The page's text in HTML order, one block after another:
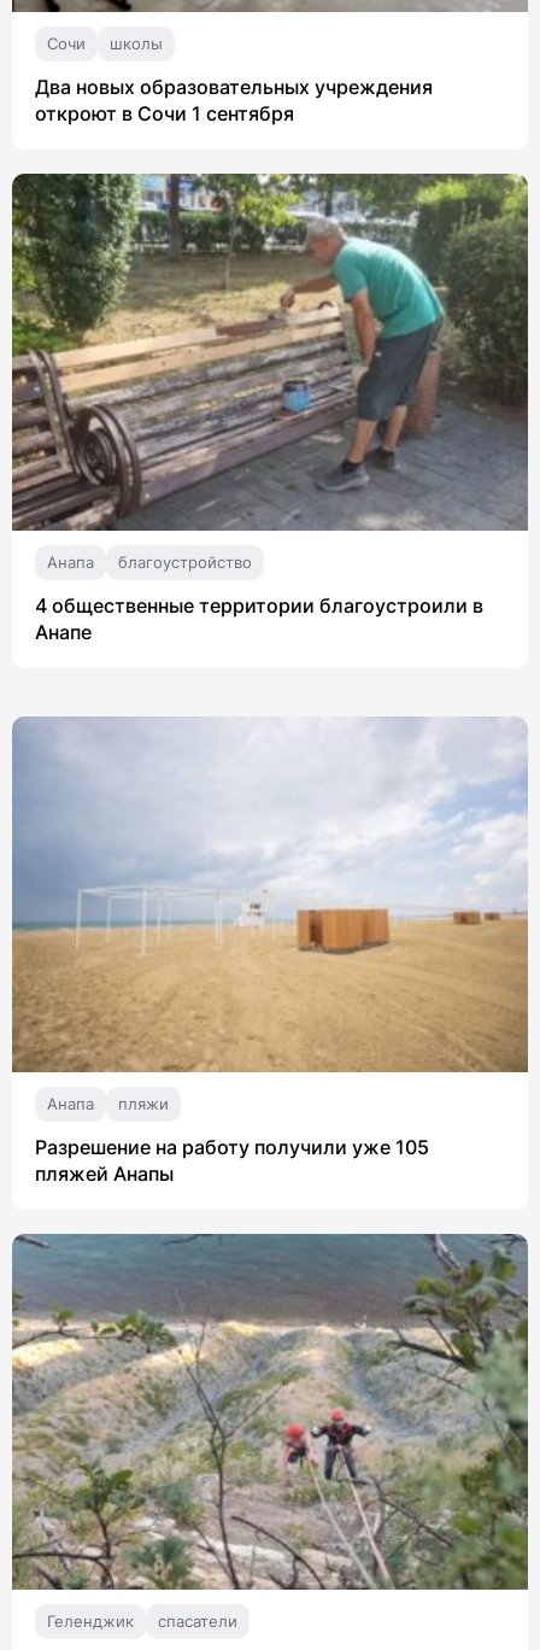
Сочи школы
Два новых образовательных учреждения
откроют в Сочи 1 сентября
Анапа благоустройство
4 общественные территории благоустроили в
Анапе
Анапа пляжи
Разрешение на работу получили уже 105
пляжей Анапы
Геленджик спасатели